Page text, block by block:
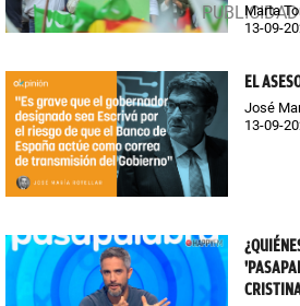
Marta
13-09-
EL
José
13-09-